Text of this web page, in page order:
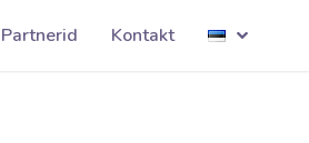
Partnerid Kontaktmännimudila001